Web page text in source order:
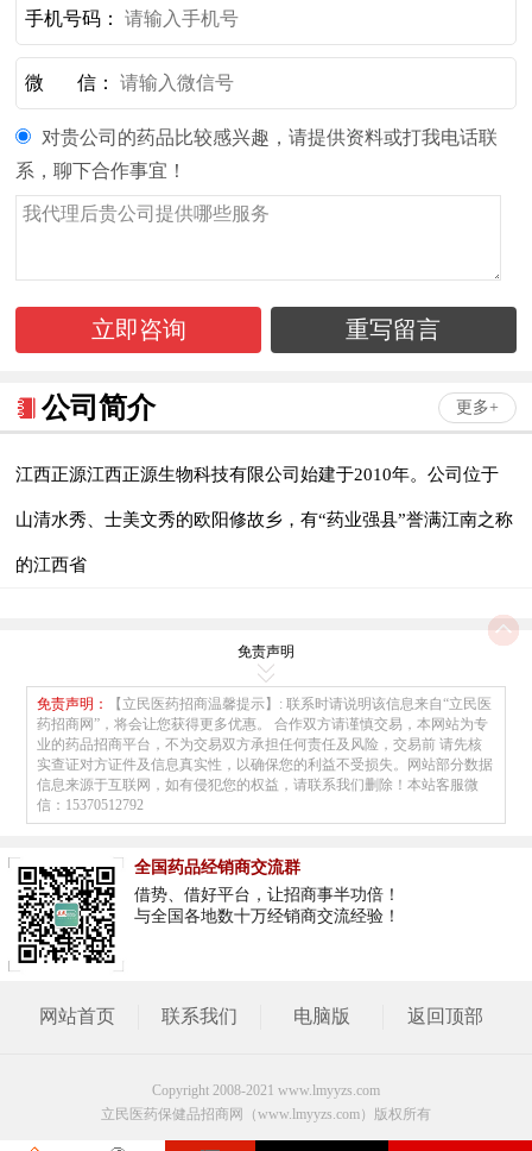
手机号码：
微 信：
对贵公司的药品比较感兴趣，请提供资料或打我电话联
系，聊下合作事宜！
更多+
公司简介
江西正源江西正源生物科技有限公司始建于2010年。公司位于
山清水秀、士美文秀的欧阳修故乡，有“药业强县”誉满江南之称
的江西省
免责声明
免责声明：
【立民医药招商温馨提示】: 联系时请说明该信息来自“立民医
药招商网”，将会让您获得更多优惠。 合作双方请谨慎交易，本网站为专
业的药品招商平台，不为交易双方承担任何责任及风险，交易前 请先核
实查证对方证件及信息真实性，以确保您的利益不受损失。网站部分数据
信息来源于互联网，如有侵犯您的权益，请联系我们删除！本站客服微
信：15370512792
全国药品经销商交流群
借势、借好平台，让招商事半功倍！
与全国各地数十万经销商交流经验！
网站首页 联系我们 电脑版 返回顶部
Copyright 2008-2021 www.lmyyzs.com
立民医药保健品招商网（www.lmyyzs.com）版权所有